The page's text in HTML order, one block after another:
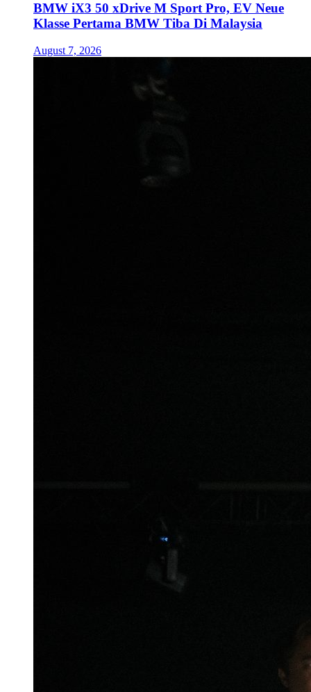
BMW iX3 50 xDrive M Sport Pro, EV Neue
Klasse Pertama BMW Tiba Di Malaysia
August 7, 2026